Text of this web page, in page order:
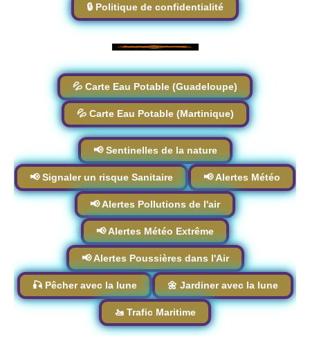
🔒 Politique de confidentialité
💦 Carte Eau Potable (Guadeloupe)
💦 Carte Eau Potable (Martinique)
📢 Sentinelles de la nature
📢 Signaler un risque Sanitaire 📢 Alertes Météo
📢 Alertes Pollutions de l'air
📢 Alertes Météo Extrême
📢 Alertes Poussières dans l'Air
🎣 Pêcher avec la lune 🌼 Jardiner avec la lune
🚤 Trafic Maritime